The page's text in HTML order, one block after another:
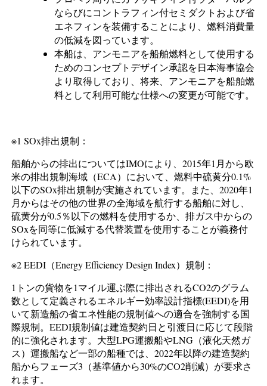
ならびにコントラフィン付セミダクトおよび省
エネフィンを装備することにより、燃料消費量
の低減を図っています。
本船は、アンモニアを船舶燃料として使用する
ためのコンセプトデザイン承認を日本海事協会
より取得しており、将来、アンモニアを船舶燃
料として利用可能な仕様への変更が可能です。
※1 SOx排出規制：
船舶からの排出についてはIMOにより、2015年1月から欧
米の排出規制海域（ECA）において、燃料中硫黄分0.1%
以下のSOx排出規制が実施されています。また、2020年1
月からはその他の世界の全海域を航行する船舶に対し、
硫黄分が0.5％以下の燃料を使用するか、排ガス中からの
SOxを同等に低減する代替装置を使用することが義務付
けられています。
※2 EEDI（Energy Efficiency Design Index）規制：
1トンの貨物を1マイル運ぶ際に排出されるCO2のグラム
数として定義されるエネルギー効率設計指標(EEDI)を用
いて新造船の省エネ性能の規制値への適合を強制する国
際規制。EEDI規制値は建造契約日と引渡日に応じて段階
的に強化されます。大型LPG運搬船やLNG（液化天然ガ
ス）運搬船など一部の船種では、2022年以降の建造契約
船からフェーズ3（基準値から30%のCO2削減）が要求さ
れます。